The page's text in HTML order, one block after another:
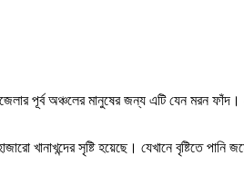
পূর্ব অঞ্চলের মানুষের জন্য এটি যেন মরন
খানাখন্দের সৃষ্টি হয়েছে। যেখানে বৃষ্টিতে